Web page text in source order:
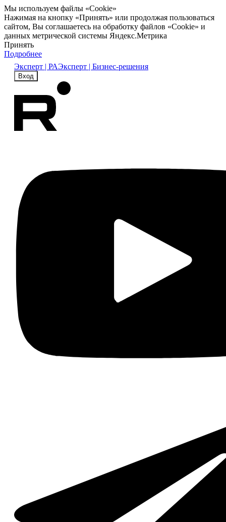
Мы используем файлы «Cookie»
Нажимая на кнопку «Принять» или продолжая пользоваться
сайтом, Вы соглашаетесь на обработку файлов «Cookie» и
данных метрической системы Яндекс.Метрика
Принять
Подробнее
Эксперт | РАЭксперт | Бизнес-решения
Вход